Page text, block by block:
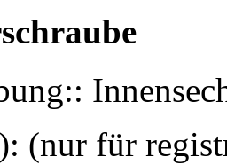
(nur für